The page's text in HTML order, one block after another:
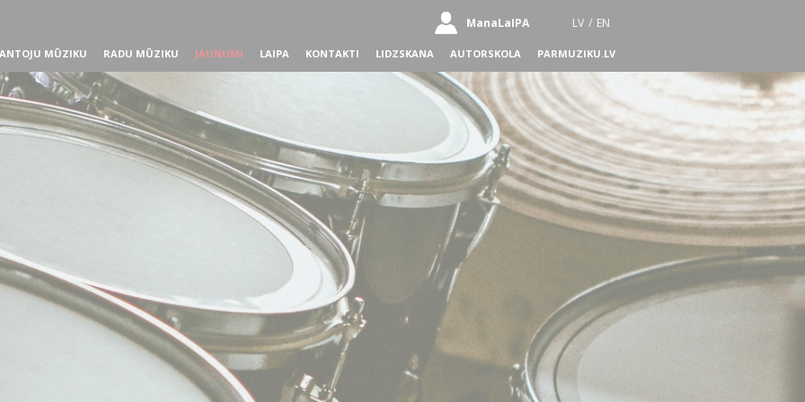
ManaLaIPA LV / EN
MŪZIKU RADU MŪZIKU JAUNUMI LAIPA KONTAKTI LIDZSKANA AUTORSKOLA PARMUZIKU.LV